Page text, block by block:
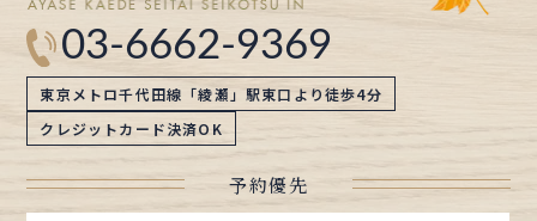
03-6662-9369
東京メトロ千代田線「綾瀬」駅東口より徒歩4分
クレジットカード決済OK
予約優先